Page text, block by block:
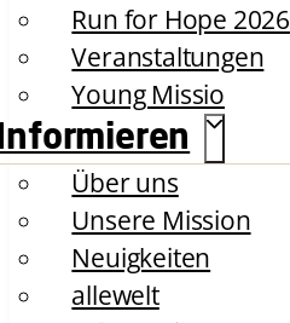
Run for Hope 2026
Veranstaltungen
Young Missio
Über uns
Unsere Mission
Neuigkeiten
allewelt